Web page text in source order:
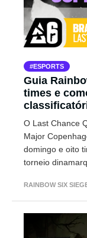
ESPORTS
Guia
times e
O Last Chance
Major
domingo e oito
torneio
RAINBOW SIX